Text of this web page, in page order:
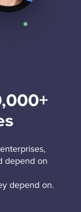
depend on
depend on.